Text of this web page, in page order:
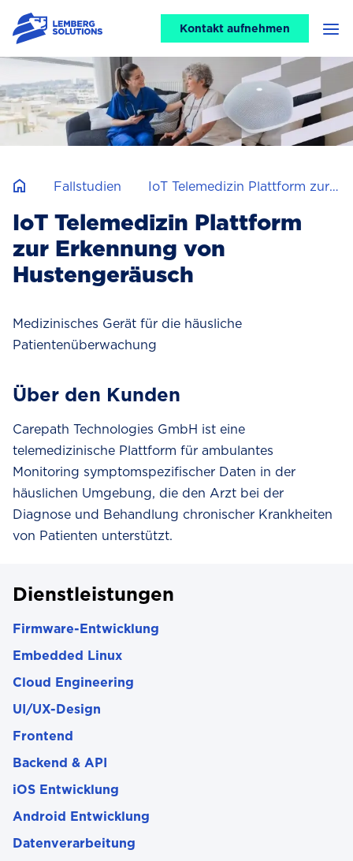
CTA
header
Kontakt aufnehmen
Fallstudien IoT Telemedizin Plattform zur Erkennung von Hustengeräusch
IoT Telemedizin Plattform
zur Erkennung von
Hustengeräusch
Medizinisches Gerät für die häusliche
Patientenüberwachung
Über den Kunden
Carepath Technologies GmbH ist eine
telemedizinische Plattform für ambulantes
Monitoring symptomspezifischer Daten in der
häuslichen Umgebung, die den Arzt bei der
Diagnose und Behandlung chronischer Krankheiten
von Patienten unterstützt.
Dienstleistungen
Firmware-Entwicklung
Embedded Linux
Cloud Engineering
UI/UX-Design
Frontend
Backend & API
iOS Entwicklung
Android Entwicklung
Datenverarbeitung